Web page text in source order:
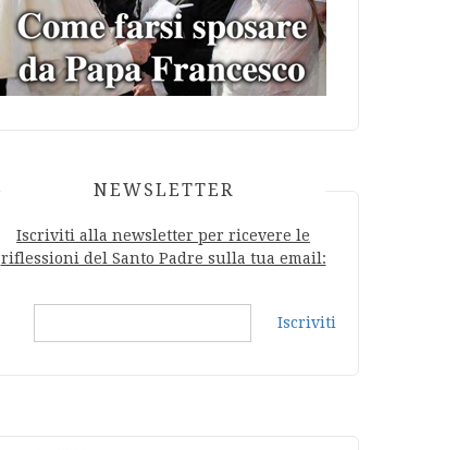
NEWSLETTER
Iscriviti alla newsletter per ricevere le
riflessioni del Santo Padre sulla tua email:
Iscriviti